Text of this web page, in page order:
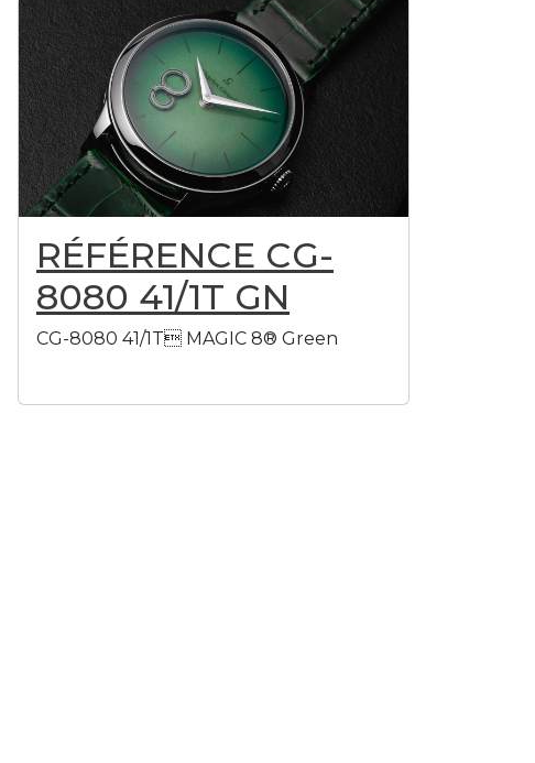
RÉFÉRENCE CG-
8080 41/1T GN
CG-8080 41/1T MAGIC 8® Green